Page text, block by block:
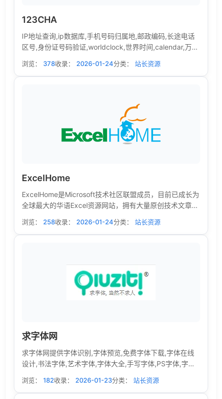
123CHA
IP地址查询,ip数据库,手机号码归属地,邮政编码,长途电话
区号,身份证号码验证,worldclock,世界时间,calendar,万年
浏览： 378收录： 2026-01-24分类： 站长资源
ExcelHome
ExcelHome是Microsoft技术社区联盟成员，目前已成长为
全球最大的华语Excel资源网站，拥有大量原创技术文章、
学习资源免费下载，百万会员在技术论坛参与学习交流。
浏览： 258收录： 2026-01-24分类： 站长资源
求字体网
求字体网提供字体识别,字体预览,免费字体下载,字体在线
设计,书法字体,艺术字体,字体大全,手写字体,PS字体,字体
浏览： 182收录： 2026-01-23分类： 站长资源